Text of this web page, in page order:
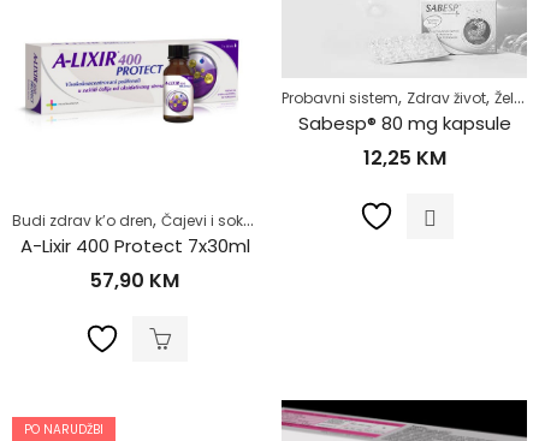
Budi zdrav k’o dren, Čajevi i sokovi Dodaci prehrani Imunitet
A-Lixir 400 Protect 7x30ml
57,90 KM
Probavni sistem, Zdrav život, Želudac
Sabesp® 80 mg kapsule
12,25 KM
PO NARUDŽBI